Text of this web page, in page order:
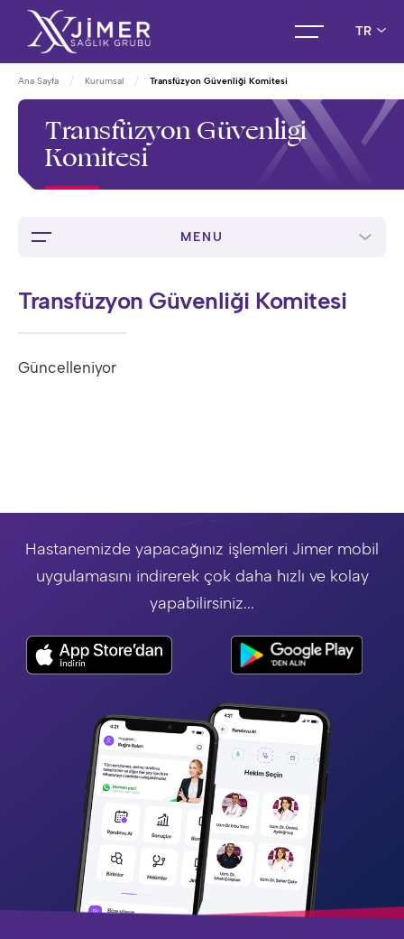
TR
Ana Sayfa Kurumsal Transfüzyon Güvenliği Komitesi
Transfüzyon Güvenliği
Komitesi
MENU
Transfüzyon Güvenliği Komitesi
Güncelleniyor
Hastanemizde yapacağınız işlemleri Jimer mobil
uygulamasını indirerek çok daha hızlı ve kolay
yapabilirsiniz...